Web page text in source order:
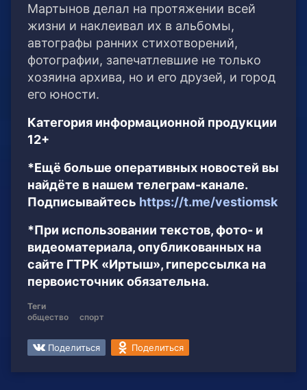
Мартынов делал на протяжении всей
жизни и наклеивал их в альбомы,
автографы ранних стихотворений,
фотографии, запечатлевшие не только
хозяина архива, но и его друзей, и город
его юности.
Категория информационной продукции
12+
*Ещё больше оперативных новостей вы
найдёте в нашем телеграм-канале.
Подписывайтесь https://t.me/vestiomsk
*При использовании текстов, фото- и
видеоматериала, опубликованных на
сайте ГТРК «Иртыш», гиперссылка на
первоисточник обязательна.
Теги
общество
спорт
Поделиться Поделиться